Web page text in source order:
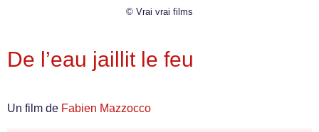
© Vrai vrai films
De l’eau jaillit le feu
Un film de Fabien Mazzocco